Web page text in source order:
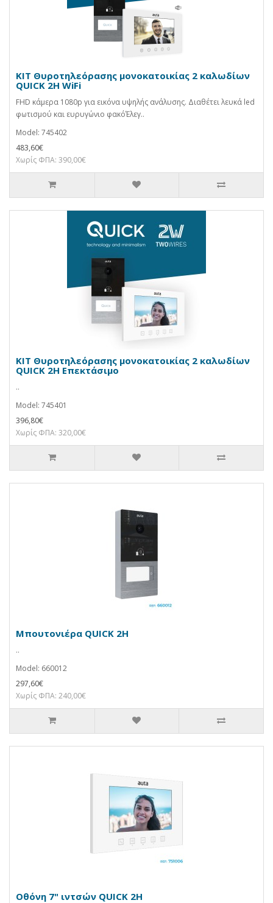
KIT Θυροτηλεόρασης μονοκατοικίας 2 καλωδίων
QUICK 2H WiFi
FHD κάμερα 1080p για εικόνα υψηλής ανάλυσης. Διαθέτει λευκά led
φωτισμού και ευρυγώνιο φακόΈλεγ..
Model: 745402
483,60€
Χωρίς ΦΠΑ: 390,00€
KIT Θυροτηλεόρασης μονοκατοικίας 2 καλωδίων
QUICK 2H Επεκτάσιμο
..
Model: 745401
396,80€
Χωρίς ΦΠΑ: 320,00€
Μπουτονιέρα QUICK 2H
..
Model: 660012
297,60€
Χωρίς ΦΠΑ: 240,00€
Οθόνη 7" ιντσών QUICK 2H